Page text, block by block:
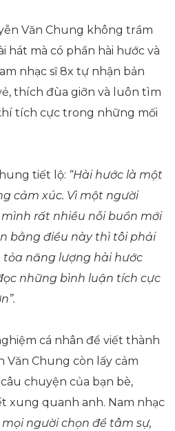
Văn Chung không trầm
hát mà có phần hài hước và
nhạc sĩ 8x tự nhận bản
thích đùa giỡn và luôn tìm
tích cực trong những mối
tiết lộ: “Hài hước là một
cảm xúc. Vì một người
rất nhiều nỗi buồn mới
bằng điều này thì tôi phải
tỏa năng lượng hài hước
những bình luận tích cực
cá nhân để viết thành
Văn Chung còn lấy cảm
chuyện của bạn bè,
xung quanh anh. Nam nhạc
mọi người chọn để tâm sự,